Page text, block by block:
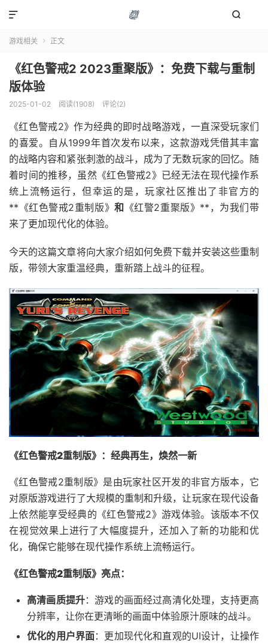


游戏相关  正文
《红色警戒2 2023重聚版》：免费下载与重制
版体验
2025-01-02 阅读(1908) 评论(2)
《红色警戒2》作为经典的即时战略游戏，一直深受玩家们
的喜爱。自从1999年首次发布以来，这款游戏凭借其丰富
的战略内容和紧张刺激的战斗，成为了无数玩家的回忆。随
着时间的推移，虽然《红色警戒2》已经无法在现代操作系
统上流畅运行，但幸运的是，玩家社区推出了非官方的
**《红色警戒2重制版》和 《红警2重聚版》**，为我们带
来了更加现代化的体验。
今天的这篇文章将向大家介绍如何免费下载并安装这些重制
版，带领大家重温经典，重新踏上战斗的征程。
《红色警戒2重制版》：经典再生，焕然一新
《红色警戒2重制版》是由玩家社区开发的非官方版本，它
对原版游戏进行了大规模的重制和升级，让玩家在现代设备
上依然能享受经典的《红色警戒2》游戏体验。该版本不仅
在视觉效果上进行了大幅度提升，还加入了新的功能和优
化，确保它能够在现代操作系统上流畅运行。
《红色警戒2重制版》亮点：
高清画质提升：游戏的画面经过高清化处理，支持更高
分辨率，让你在更清晰的画面中体验原汁原味的战斗。
优化的用户界面：更加现代化和直观的UI设计，让操作